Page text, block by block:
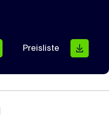
Preisliste